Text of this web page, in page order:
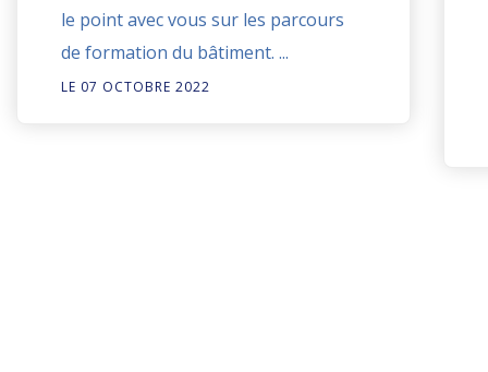
le point avec vous sur les parcours
de formation du bâtiment. ...
LE 07 OCTOBRE 2022